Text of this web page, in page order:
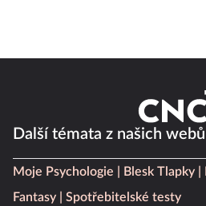
Další témata z našich webů
Moje Psychologie Blesk Tlapky
Fantasy
Spotřebitelské testy